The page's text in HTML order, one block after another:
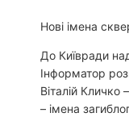
Нові імена
До Київради
Інформатор
Віталій
– імена